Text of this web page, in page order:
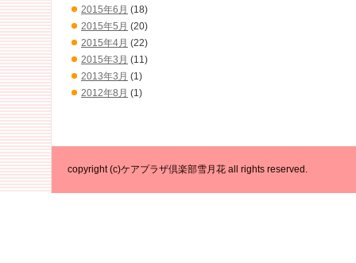
2015年6月 (18)
2015年5月 (20)
2015年4月 (22)
2015年3月 (11)
2013年3月 (1)
2012年8月 (1)
copyright (c)ケアプラザ倶楽部雪月花 all rights reserved.